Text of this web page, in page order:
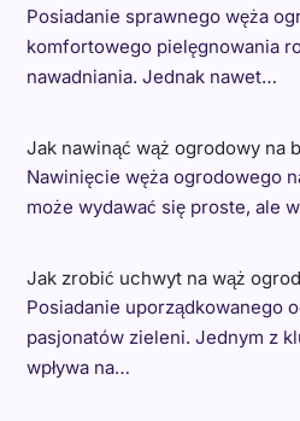
Posiadanie sprawnego węża
komfortowego pielęgnowania
nawadniania. Jednak nawet…
Jak nawinąć wąż ogrodowy na
Nawinięcie węża ogrodowego
może wydawać się proste, ale
Jak zrobić uchwyt na wąż
Posiadanie uporządkowanego
pasjonatów zieleni. Jednym z
wpływa na…